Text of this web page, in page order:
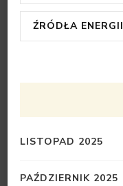
ŹRÓDŁA ENERGII
LISTOPAD 2025
PAŹDZIERNIK 2025